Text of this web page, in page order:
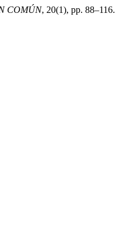
COMÚN, 20(1), pp. 88–116.